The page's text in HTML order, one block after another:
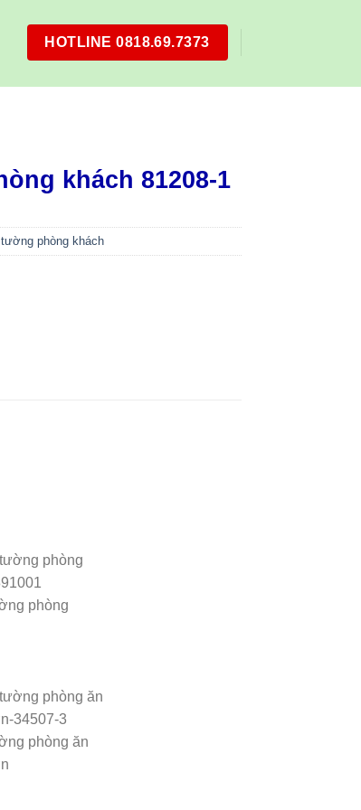
HOTLINE 0818.69.7373
khách 81208-1
phòng khách
phòng
phòng ăn